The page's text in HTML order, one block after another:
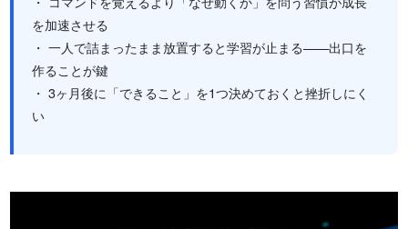
を加速させる
・ 一人で詰まったまま放置すると学習が止まる——出口を
作ることが鍵
・ 3ヶ月後に「できること」を1つ決めておくと挫折しにく
い